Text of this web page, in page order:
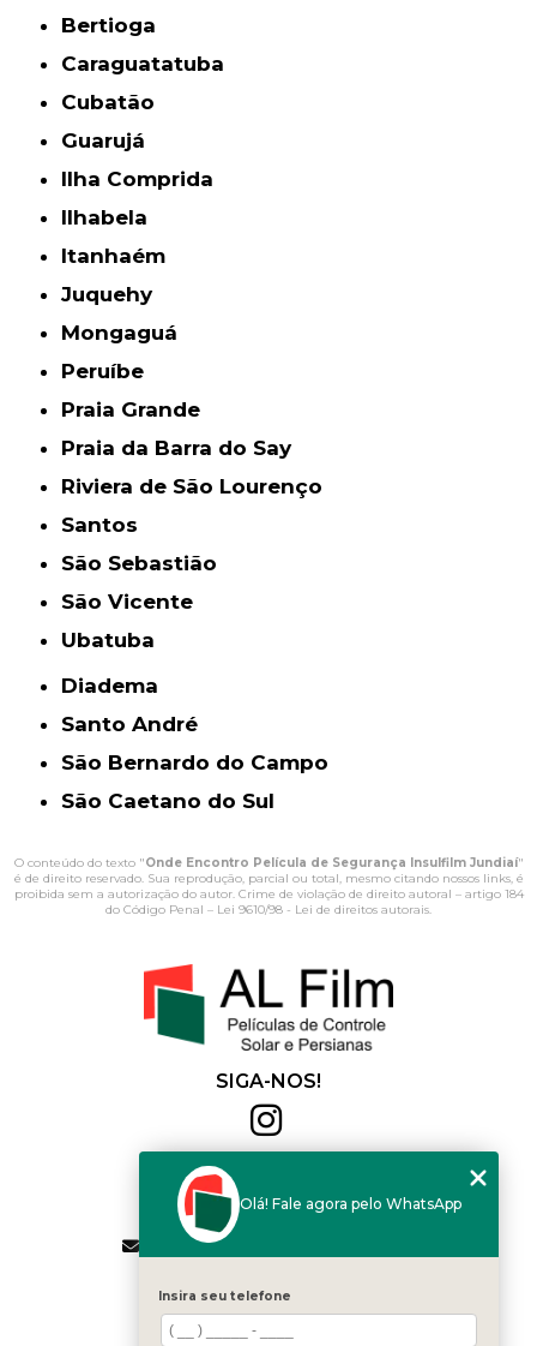
Bertioga
Caraguatatuba
Cubatão
Guarujá
Ilha Comprida
Ilhabela
Itanhaém
Juquehy
Mongaguá
Peruíbe
Praia Grande
Praia da Barra do Say
Riviera de São Lourenço
Santos
São Sebastião
São Vicente
Ubatuba
Diadema
Santo André
São Bernardo do Campo
São Caetano do Sul
O conteúdo do texto "Onde Encontro Película de Segurança Insulfilm Jundiaí"
é de direito reservado. Sua reprodução, parcial ou total, mesmo citando nossos links, é
proibida sem a autorização do autor. Crime de violação de direito autoral – artigo 184
do Código Penal – Lei 9610/98 - Lei de direitos autorais.
SIGA-NOS!
(11) 2564-4684
(11) 94168-2041
contato.vendas@alfilm.com.br
MENU
HOME
QUEM SOMOS
Olá! Fale agora pelo WhatsApp
Insira seu telefone